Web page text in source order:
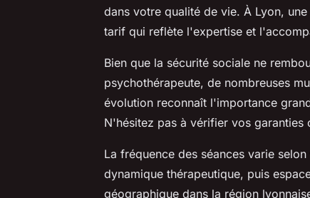
dans votre qualité de vie. À Lyon,
tarif qui reflète l'expertise et
Bien que la sécurité sociale ne
psychothérapeute, de nombreuses
évolution reconnaît l'importance
N'hésitez pas à vérifier vos garanties
La fréquence des séances varie
dynamique thérapeutique, puis
géographique dans la région